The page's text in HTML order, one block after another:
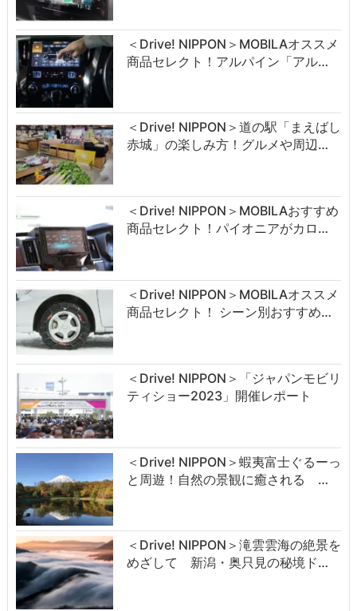
＜Drive! NIPPON＞MOBILAオススメ
商品セレクト！アルパイン「アル…
＜Drive! NIPPON＞道の駅「まえばし
赤城」の楽しみ方！グルメや周辺…
＜Drive! NIPPON＞MOBILAおすすめ
商品セレクト！パイオニアがカロ…
＜Drive! NIPPON＞MOBILAオススメ
商品セレクト！ シーン別おすすめ…
＜Drive! NIPPON＞「ジャパンモビリ
ティショー2023」開催レポート
＜Drive! NIPPON＞蝦夷富士ぐるーっ
と周遊！自然の景観に癒される …
＜Drive! NIPPON＞滝雲雲海の絶景を
めざして 新潟・奥只見の秘境ド…